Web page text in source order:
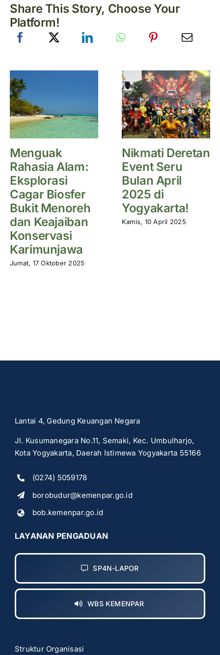
Share This Story, Choose Your
Platform!
Menguak
Rahasia Alam:
Eksplorasi
Cagar Biosfer
Bukit Menoreh
dan Keajaiban
Konservasi
Karimunjawa
Jumat, 17 Oktober 2025
Nikmati Deretan
Event Seru
Bulan April
2025 di
Yogyakarta!
Kamis, 10 April 2025
Lantai 4, Gedung Keuangan Negara
Jl. Kusumanegara No.11, Semaki, Kec. Umbulharjo,
Kota Yogyakarta, Daerah Istimewa Yogyakarta 55166
(0274) 5059178
borobudur@kemenpar.go.id
bob.kemenpar.go.id
LAYANAN PENGADUAN
SP4N-LAPOR
WBS KEMENPAR
Struktur Organisasi